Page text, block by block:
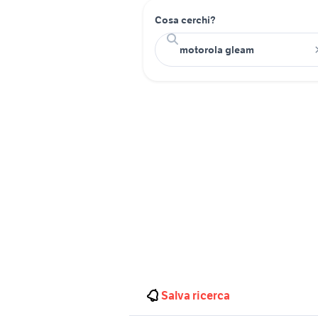
Cosa cerchi?
Salva ricerca